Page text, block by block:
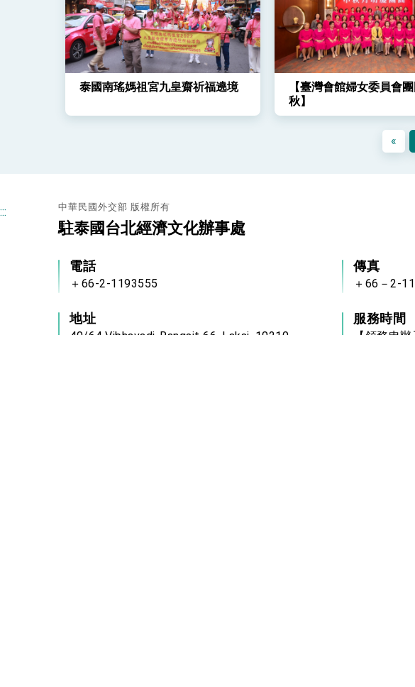
泰國南瑤媽祖宮九皇齋祈福遶境
【臺灣會館婦女委員會
秋】
«
::: 中華民國外交部 版權所有
駐泰國台北經濟文化辦事處
電話
＋66-2-1193555
傳真
＋66－2-
地址
40/64 Vibhavadi-Rangsit 66, Laksi, 10210
服務時間
【領務申